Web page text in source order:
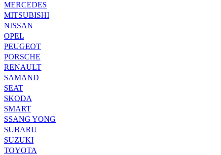
MERCEDES
MITSUBISHI
NISSAN
OPEL
PEUGEOT
PORSCHE
RENAULT
SAMAND
SEAT
SKODA
SMART
SSANG YONG
SUBARU
SUZUKI
TOYOTA